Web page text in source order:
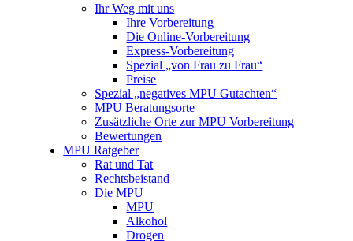
Ihr Weg mit uns
Ihre Vorbereitung
Die Online-Vorbereitung
Express-Vorbereitung
Spezial „von Frau zu Frau“
Preise
Spezial „negatives MPU Gutachten“
MPU Beratungsorte
Zusätzliche Orte zur MPU Vorbereitung
Bewertungen
MPU Ratgeber
Rat und Tat
Rechtsbeistand
Die MPU
MPU
Alkohol
Drogen